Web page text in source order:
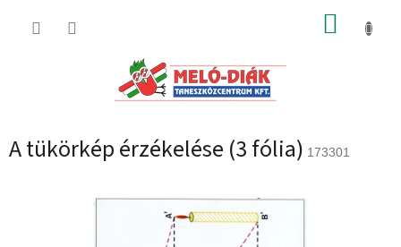
KOSÁR
A tükörkép érzékelése (3 fólia) 173301